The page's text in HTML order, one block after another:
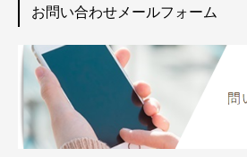
お問い合わせメールフォーム